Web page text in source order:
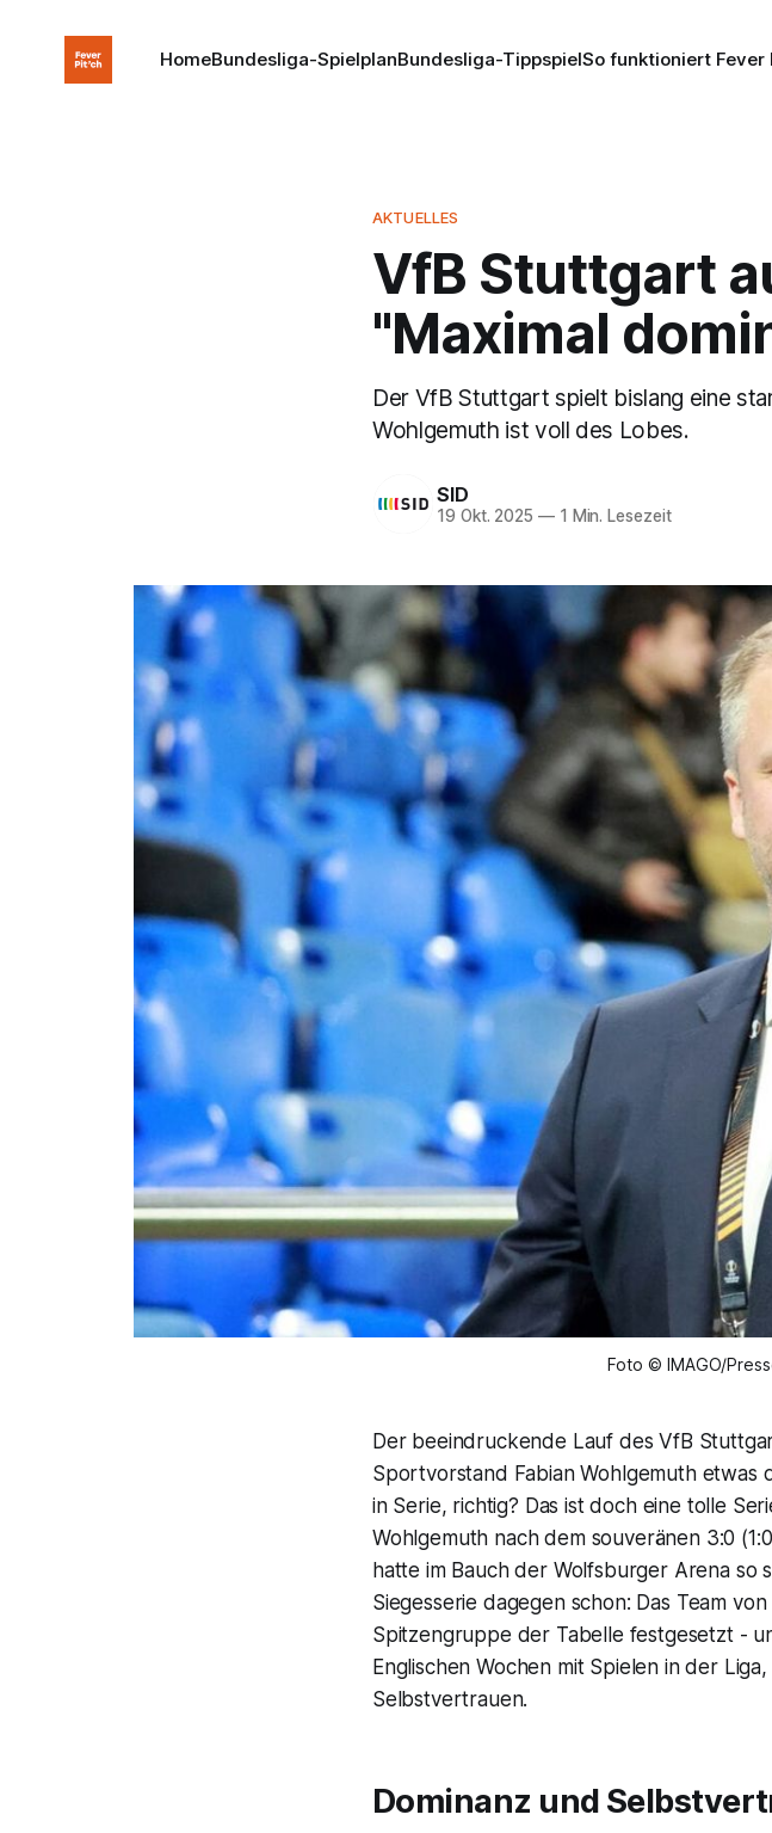
HomeBundesliga-SpielplanBundesliga-TippspielSo funktioniert Fever
AKTUELLES
VfB Stuttgart
"Maximal
Der VfB Stuttgart spielt bislang eine
Wohlgemuth ist voll des Lobes.
SID
19 Okt. 2025 —1 Min. Lesezeit
Foto © IMAGO/
Der beeindruckende Lauf des VfB
Sportvorstand Fabian Wohlgemuth etwas
in Serie, richtig? Das ist doch eine tolle
Wohlgemuth nach dem souveränen 3:0
hatte im Bauch der Wolfsburger Arena
Siegesserie dagegen schon: Das Team
Spitzengruppe der Tabelle festgesetzt -
Englischen Wochen mit Spielen in der
Selbstvertrauen.
Dominanz und